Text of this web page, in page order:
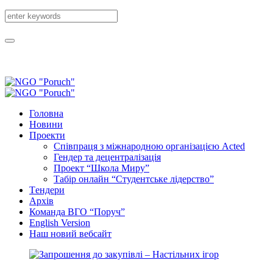
Головна
Новини
Проекти
Співпраця з міжнародною організацією Acted
Гендер та децентралізація
Проект “Школа Миру”
Табір онлайн “Студентське лідерство”
Tендери
Архів
Команда ВГО “Поруч”
English Version
Наш новий вебсайт